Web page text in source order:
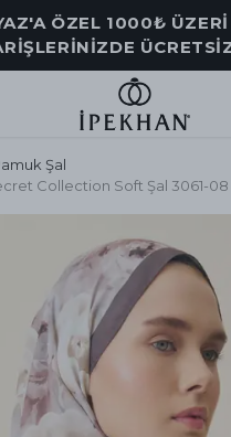
ÖZEL 1000₺
Şal
Collection Soft Şal 3061-08